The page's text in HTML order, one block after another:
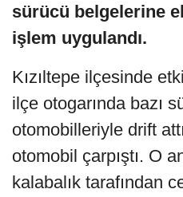
sürücü belgelerine
işlem uygulandı.
Kızıltepe ilçesinde
ilçe otogarında bazı
otomobilleriyle drift
otomobil çarpıştı. O
kalabalık tarafından